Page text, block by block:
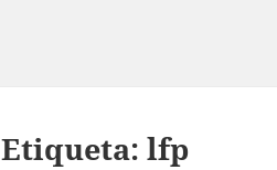
Etiqueta:lfp